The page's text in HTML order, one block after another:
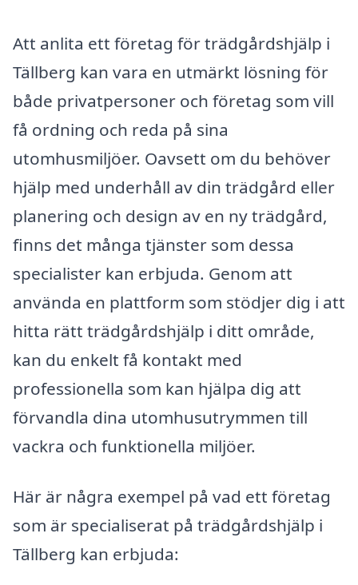
Att anlita ett företag för trädgårdshjälp i
Tällberg kan vara en utmärkt lösning för
både privatpersoner och företag som vill
få ordning och reda på sina
utomhusmiljöer. Oavsett om du behöver
hjälp med underhåll av din trädgård eller
planering och design av en ny trädgård,
finns det många tjänster som dessa
specialister kan erbjuda. Genom att
använda en plattform som stödjer dig i att
hitta rätt trädgårdshjälp i ditt område,
kan du enkelt få kontakt med
professionella som kan hjälpa dig att
förvandla dina utomhusutrymmen till
vackra och funktionella miljöer.
Här är några exempel på vad ett företag
som är specialiserat på trädgårdshjälp i
Tällberg kan erbjuda: